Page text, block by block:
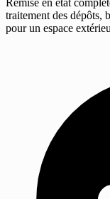
traitement des dépôts,
pour un espace